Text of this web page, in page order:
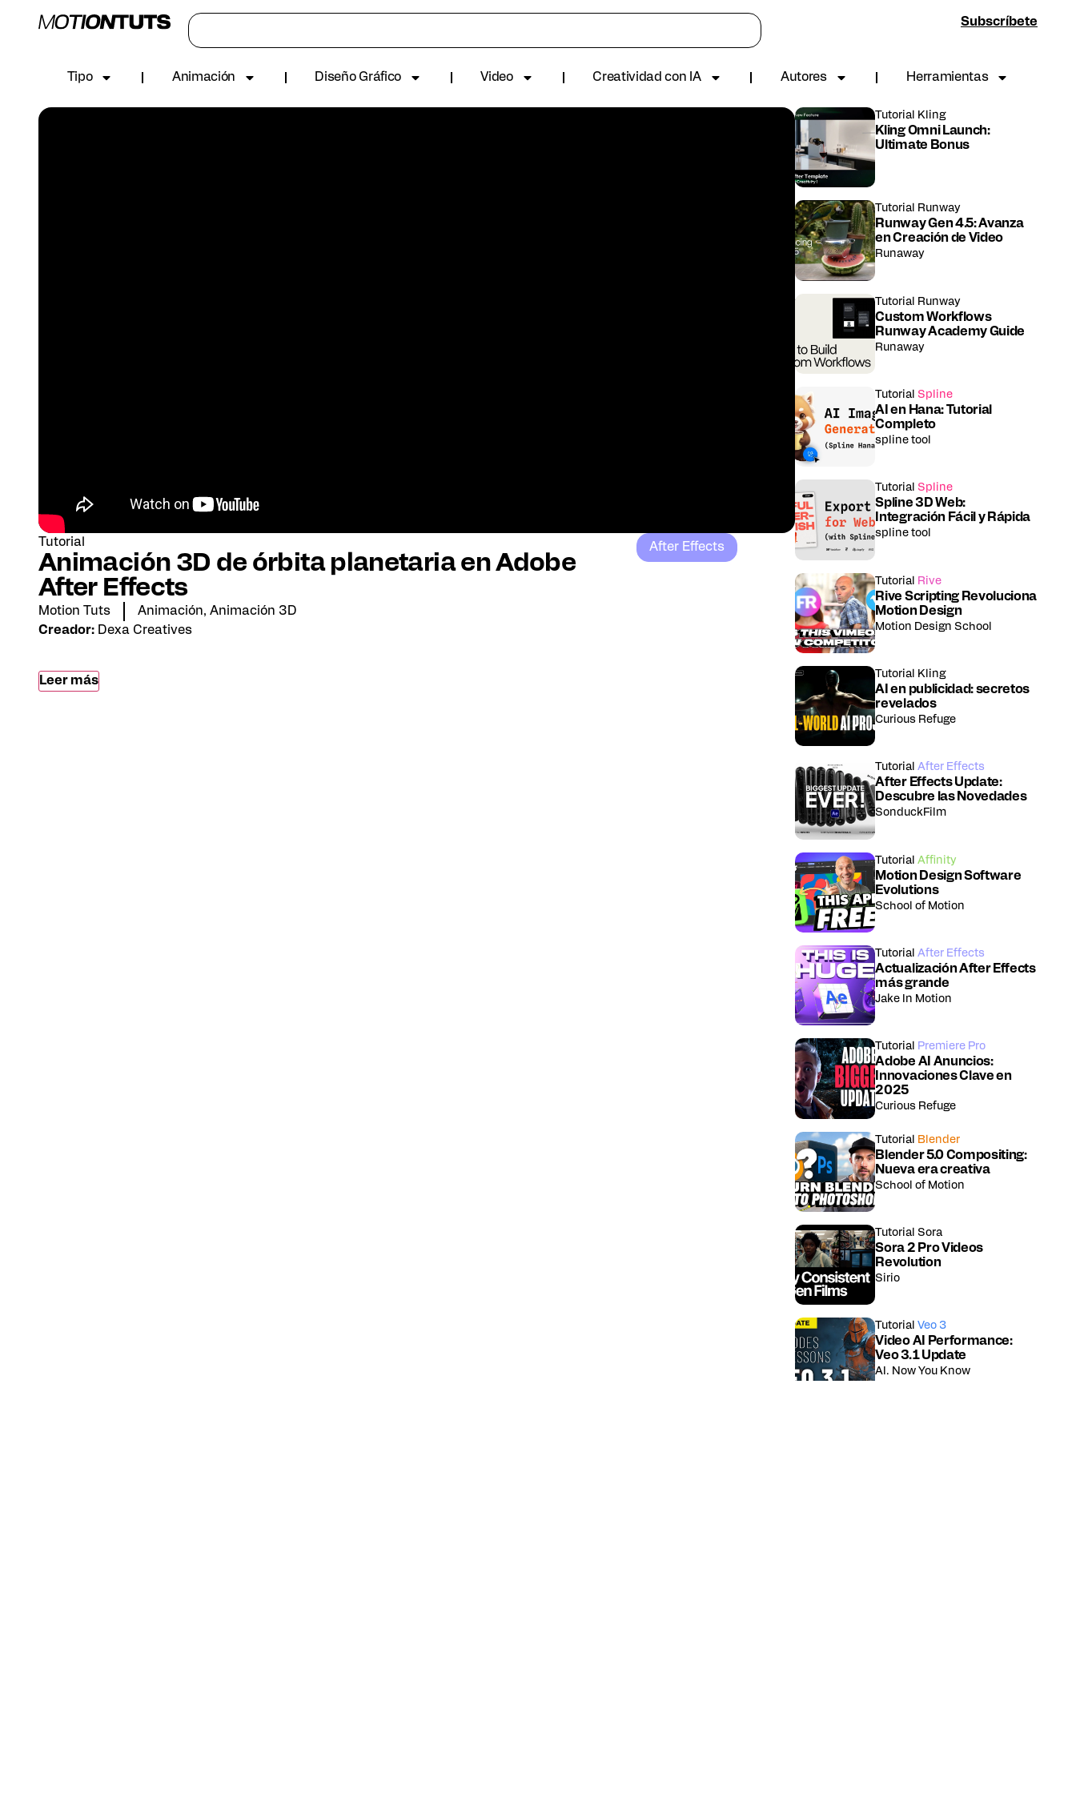
Subscríbete
Tipo Animación Diseño Gráfico Video Creatividad con IA Autores Herramientas
Tutorial
Animación 3D de órbita planetaria en Adobe
After Effects
Motion Tuts Animación, Animación 3D
Creador: Dexa Creatives
After Effects
Leer más
Tutorial Kling
Kling Omni Launch:
Ultimate Bonus
Tutorial Runway
Runway Gen 4.5: Avanza
en Creación de Video
Runaway
Tutorial Runway
Custom Workflows
Runway Academy Guide
Runaway
Tutorial Spline
AI en Hana: Tutorial
Completo
spline tool
Tutorial Spline
Spline 3D Web:
Integración Fácil y Rápida
spline tool
Tutorial Rive
Rive Scripting Revoluciona
Motion Design
Motion Design School
Tutorial Kling
AI en publicidad: secretos
revelados
Curious Refuge
TutorialAfter Effects
After Effects Update:
Descubre las Novedades
SonduckFilm
TutorialAffinity
Motion Design Software
Evolutions
School of Motion
TutorialAfter Effects
Actualización After Effects
más grande
Jake In Motion
Tutorial Premiere Pro
Adobe AI Anuncios:
Innovaciones Clave en
2025
Curious Refuge
Tutorial Blender
Blender 5.0 Compositing:
Nueva era creativa
School of Motion
Tutorial Sora
Sora 2 Pro Videos
Revolution
Sirio
TutorialVeo 3
Video AI Performance:
Veo 3.1 Update
AI. Now You Know